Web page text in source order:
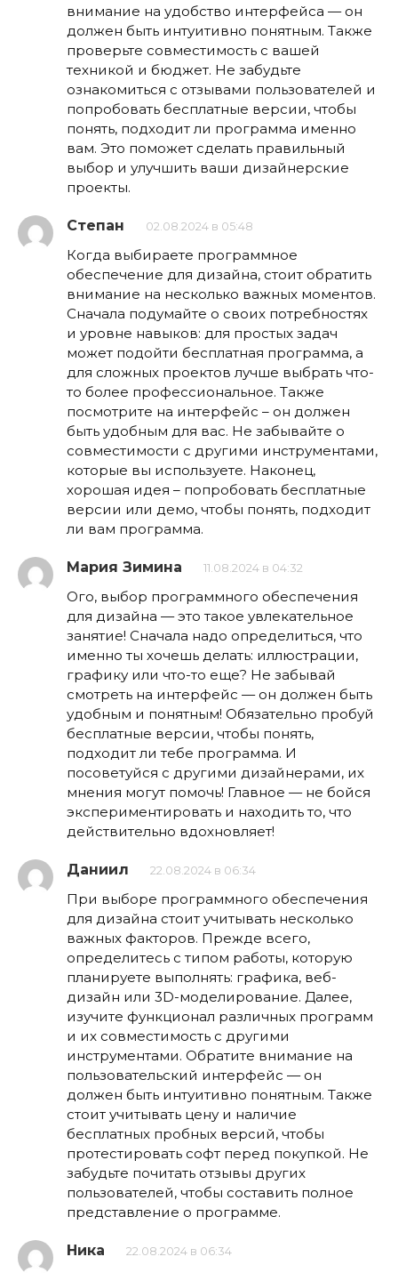
внимание на удобство интерфейса — он
должен быть интуитивно понятным. Также
проверьте совместимость с вашей
техникой и бюджет. Не забудьте
ознакомиться с отзывами пользователей и
попробовать бесплатные версии, чтобы
понять, подходит ли программа именно
вам. Это поможет сделать правильный
выбор и улучшить ваши дизайнерские
проекты.
Степан 02.08.2024 в 05:48
Когда выбираете программное
обеспечение для дизайна, стоит обратить
внимание на несколько важных моментов.
Сначала подумайте о своих потребностях
и уровне навыков: для простых задач
может подойти бесплатная программа, а
для сложных проектов лучше выбрать что-
то более профессиональное. Также
посмотрите на интерфейс – он должен
быть удобным для вас. Не забывайте о
совместимости с другими инструментами,
которые вы используете. Наконец,
хорошая идея – попробовать бесплатные
версии или демо, чтобы понять, подходит
ли вам программа.
Мария Зимина 11.08.2024 в 04:32
Ого, выбор программного обеспечения
для дизайна — это такое увлекательное
занятие! Сначала надо определиться, что
именно ты хочешь делать: иллюстрации,
графику или что-то еще? Не забывай
смотреть на интерфейс — он должен быть
удобным и понятным! Обязательно пробуй
бесплатные версии, чтобы понять,
подходит ли тебе программа. И
посоветуйся с другими дизайнерами, их
мнения могут помочь! Главное — не бойся
экспериментировать и находить то, что
действительно вдохновляет!
Даниил 22.08.2024 в 06:34
При выборе программного обеспечения
для дизайна стоит учитывать несколько
важных факторов. Прежде всего,
определитесь с типом работы, которую
планируете выполнять: графика, веб-
дизайн или 3D-моделирование. Далее,
изучите функционал различных программ
и их совместимость с другими
инструментами. Обратите внимание на
пользовательский интерфейс — он
должен быть интуитивно понятным. Также
стоит учитывать цену и наличие
бесплатных пробных версий, чтобы
протестировать софт перед покупкой. Не
забудьте почитать отзывы других
пользователей, чтобы составить полное
представление о программе.
Ника 22.08.2024 в 06:34